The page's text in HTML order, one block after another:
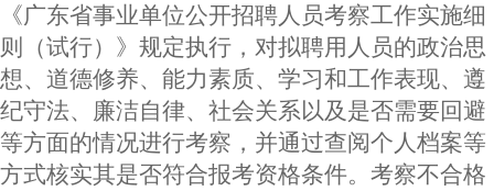
《广东省事业单位公开招聘人员考察工作实施细
则（试行）》规定执行，对拟聘用人员的政治思
想、道德修养、能力素质、学习和工作表现、遵
纪守法、廉洁自律、社会关系以及是否需要回避
等方面的情况进行考察，并通过查阅个人档案等
方式核实其是否符合报考资格条件。考察不合格